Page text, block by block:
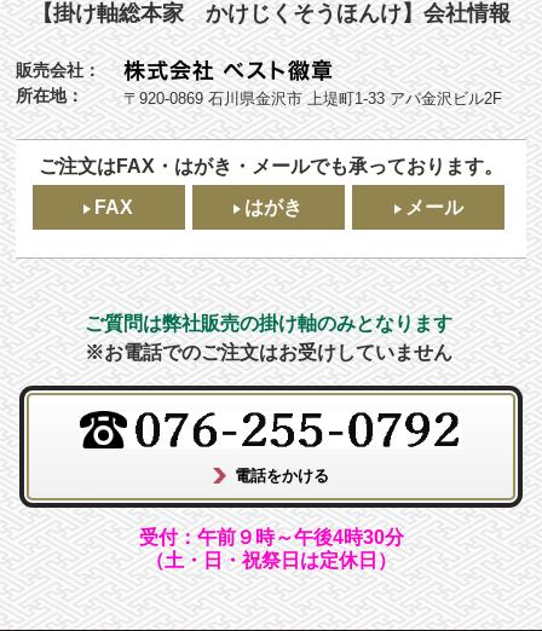
【掛け軸総本家 かけじくそうほんけ】会社情報
販売会社：
所在地：
〒920-0869 石川県金沢市 上堤町1-33 アパ金沢ビル2F
ご注文はFAX・はがき・メールでも承っております。
FAX
はがき メール
ご質問は弊社販売の掛け軸のみとなります
※お電話でのご注文はお受けしていません
受付：午前９時～午後4時30分
（土・日・祝祭日は定休日）